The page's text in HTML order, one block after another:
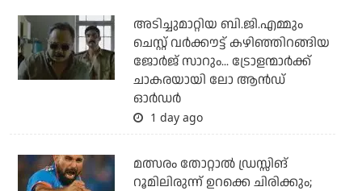
അടിച്ചുമാറ്റിയ ബി.ജി.എമ്മും
ചെസ്റ്റ് വര്‍ക്കൗട്ട് കഴിഞ്ഞിറങ്ങിയ
ജോര്‍ജ് സാറും... ട്രോളന്മാര്‍ക്ക്
ചാകരയായി ലോ ആന്‍ഡ്
ഓര്‍ഡര്‍
1 day ago
മത്സരം തോറ്റാല്‍ ഡ്രസ്സിങ്
റൂമിലിരുന്ന് ഉറക്കെ ചിരിക്കും;